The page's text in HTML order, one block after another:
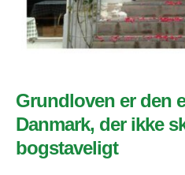
Grundloven er den
Danmark, der ikke
bogstaveligt